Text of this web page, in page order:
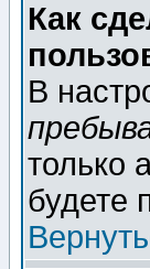
Как
В
только
будете